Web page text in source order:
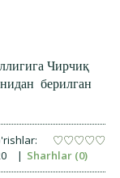
Чирчиқ
берилган
| Sharhlar (0)